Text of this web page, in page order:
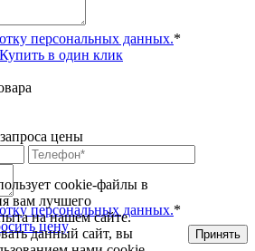
персональных данных.*
Купить в один клик
цены
персональных данных.*
цену
cookie-файлы в
вам лучшего
на нашем сайте.
данный сайт, вы
Принять